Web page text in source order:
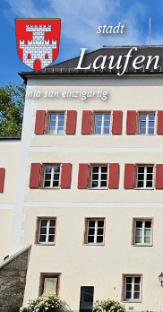
stadt
Laufen
... mia san einzigartig
Startseite
Teilen